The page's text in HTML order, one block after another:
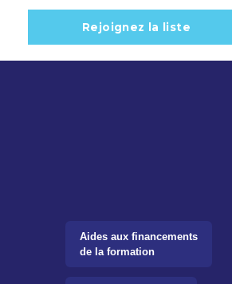
Aides aux financements
de la formation